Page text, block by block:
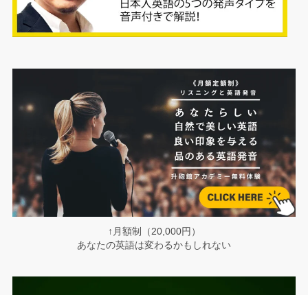
↑月額制（20,000円）
あなたの英語は変わるかもしれない